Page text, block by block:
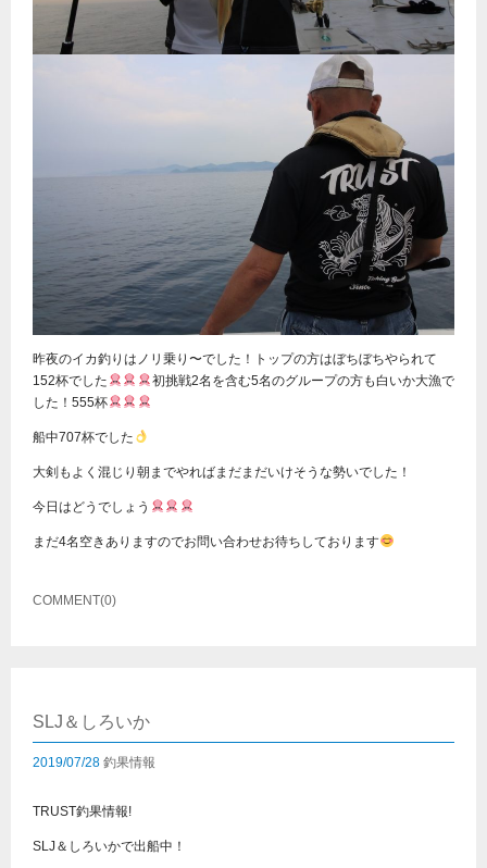
昨夜のイカ釣りはノリ乗り〜でした！トップの方はぼちぼちやられて
152杯でした
初挑戦2名を含む5名のグループの方も白いか大漁で
した！555杯
船中707杯でした
大剣もよく混じり朝までやればまだまだいけそうな勢いでした！
今日はどうでしょう
まだ4名空きありますのでお問い合わせお待ちしております
COMMENT(0)
SLJ＆しろいか
2019/07/28 釣果情報
TRUST釣果情報!
SLJ＆しろいかで出船中！